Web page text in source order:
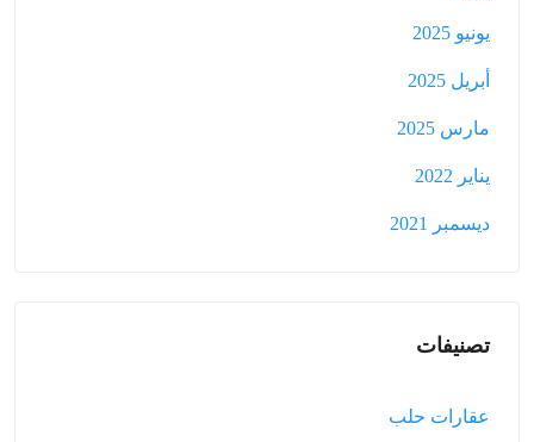
يونيو 2025
أبريل 2025
مارس 2025
يناير 2022
ديسمبر 2021
تصنيفات
عقارات حلب